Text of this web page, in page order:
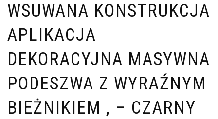
WSUWANA KONSTRUKCJA
APLIKACJA
DEKORACYJNA MASYWNA
PODESZWA Z WYRAŹNYM
BIEŻNIKIEM , – CZARNY